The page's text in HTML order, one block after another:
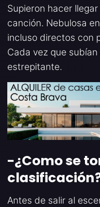
Supieron hacer
canción. Nebulosa
incluso directos con
Cada vez que
estrepitante.
-¿Como se
clasificación
Antes de salir al